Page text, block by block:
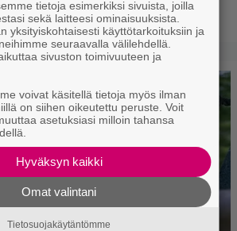
tietoja esimerkiksi sivuista, joilla
sekä laitteesi ominaisuuksista.
yksityiskohtaisesti käyttötarkoituksiin ja
seuraavalla välilehdellä.
sivuston toimivuuteen ja
voivat käsitellä tietoja myös ilman
on siihen oikeutettu peruste. Voit
asetuksiasi milloin tahansa
Hyväksyn kaikki
Omat valintani
Tietosuojakäytäntömme